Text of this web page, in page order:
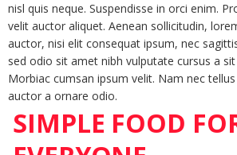
nisl quis neque. Suspendisse in orci enim.
velit auctor aliquet. Aenean sollicitudin,
auctor, nisi elit consequat ipsum, nec
sed odio sit amet nibh vulputate cursus a
Morbiac cumsan ipsum velit. Nam nec
auctor a ornare odio.
SIMPLE FOOD